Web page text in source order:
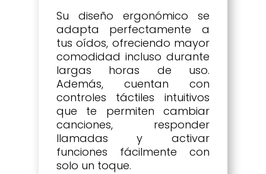
Su diseño ergonómico se
adapta perfectamente a
tus oídos, ofreciendo mayor
comodidad incluso durante
largas horas de uso.
Además, cuentan con
controles táctiles intuitivos
que te permiten cambiar
canciones, responder
llamadas y activar
funciones fácilmente con
solo un toque.